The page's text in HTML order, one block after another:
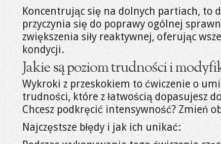
Koncentrując się na dolnych partiach, to
przyczynia się do poprawy ogólnej
zwiększenia siły reaktywnej, oferując
kondycji.
Jakie są poziom trudności i
Wykroki z przeskokiem to ćwiczenie o
trudności, które z łatwością dopasujesz
Chcesz podkręcić intensywność? Zmień
Najczęstsze błędy i jak ich unikać: